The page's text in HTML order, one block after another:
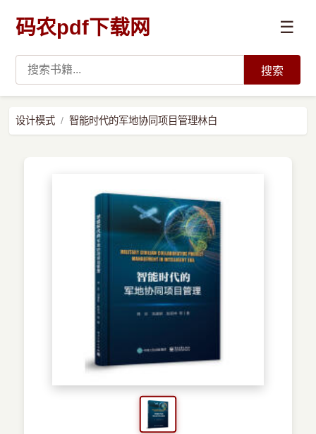
码农pdf下载网 ☰
预订书籍
搜索
设计模式 智能时代的军地协同项目管理林白